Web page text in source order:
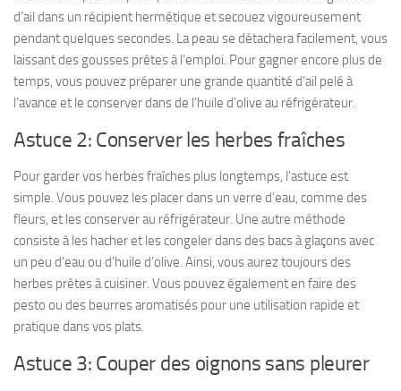
d’ail dans un récipient hermétique et secouez vigoureusement
pendant quelques secondes. La peau se détachera facilement, vous
laissant des gousses prêtes à l’emploi. Pour gagner encore plus de
temps, vous pouvez préparer une grande quantité d’ail pelé à
l’avance et le conserver dans de l’huile d’olive au réfrigérateur.
Astuce 2: Conserver les herbes fraîches
Pour garder vos herbes fraîches plus longtemps, l’astuce est
simple. Vous pouvez les placer dans un verre d’eau, comme des
fleurs, et les conserver au réfrigérateur. Une autre méthode
consiste à les hacher et les congeler dans des bacs à glaçons avec
un peu d’eau ou d’huile d’olive. Ainsi, vous aurez toujours des
herbes prêtes à cuisiner. Vous pouvez également en faire des
pesto ou des beurres aromatisés pour une utilisation rapide et
pratique dans vos plats.
Astuce 3: Couper des oignons sans pleurer